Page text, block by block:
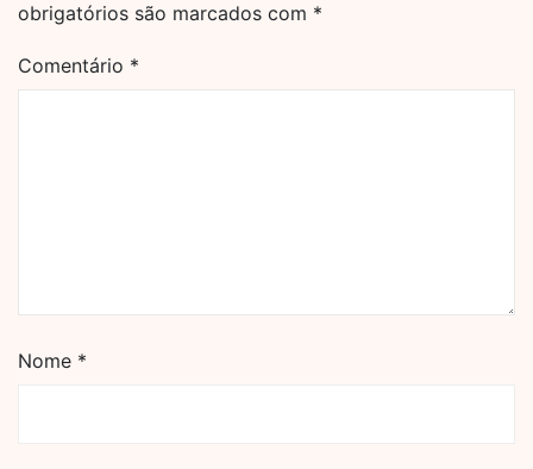
obrigatórios são marcados com *
Comentário *
Nome *